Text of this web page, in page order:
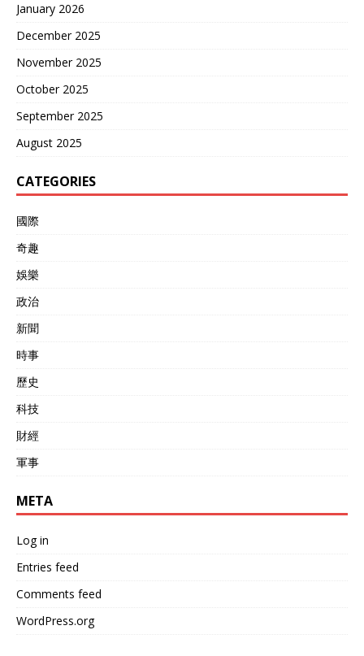
January 2026
December 2025
November 2025
October 2025
September 2025
August 2025
CATEGORIES
國際
奇趣
娛樂
政治
新聞
時事
歷史
科技
財經
軍事
META
Log in
Entries feed
Comments feed
WordPress.org